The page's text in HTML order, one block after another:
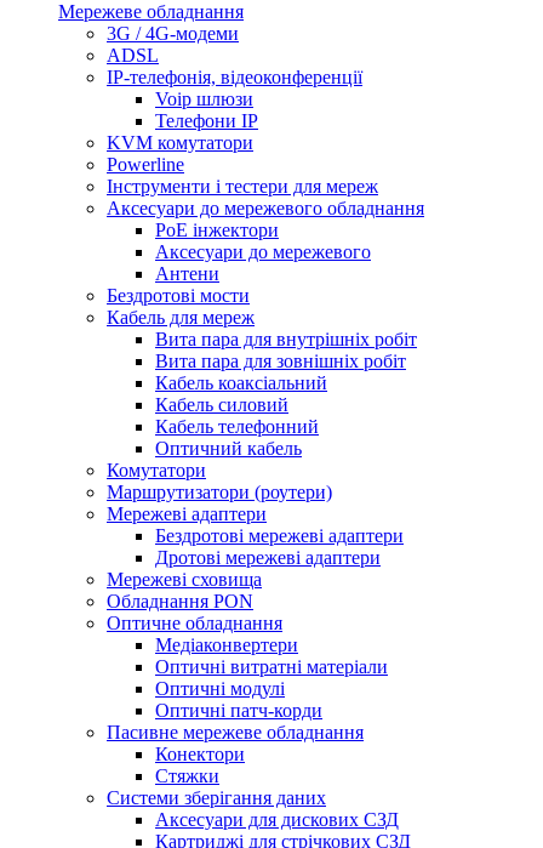
Мережеве обладнання
3G / 4G-модеми
ADSL
IP-телефонія, відеоконференції
Voip шлюзи
Телефони IP
KVM комутатори
Powerline
Інструменти і тестери для мереж
Аксесуари до мережевого обладнання
PoE інжектори
Аксесуари до мережевого
Антени
Бездротові мости
Кабель для мереж
Вита пара для внутрішніх робіт
Вита пара для зовнішніх робіт
Кабель коаксіальний
Кабель силовий
Кабель телефонний
Оптичний кабель
Комутатори
Маршрутизатори (роутери)
Мережеві адаптери
Бездротові мережеві адаптери
Дротові мережеві адаптери
Мережеві сховища
Обладнання PON
Оптичне обладнання
Медіаконвертери
Оптичні витратні матеріали
Оптичні модулі
Оптичні патч-корди
Пасивне мережеве обладнання
Конектори
Стяжки
Системи зберігання даних
Аксесуари для дискових СЗД
Картриджі для стрічкових СЗД